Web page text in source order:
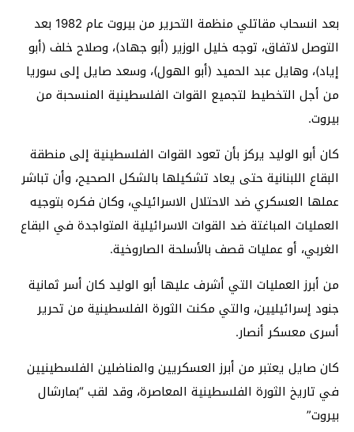
بعد انسحاب مقاتلي منظمة التحرير من بيروت عام 1982 بعد
التوصل لاتفاق، توجه خليل الوزير (أبو جهاد)، وصلاح خلف (أبو
إياد)، وهايل عبد الحميد (أبو الهول)، وسعد صايل إلى سوريا
من أجل التخطيط لتجميع القوات الفلسطينية المنسحبة من
بيروت.
كان أبو الوليد يركز بأن تعود القوات الفلسطينية إلى منطقة
البقاع اللبنانية حتى يعاد تشكيلها بالشكل الصحيح، وأن تباشر
عملها العسكري ضد الاحتلال الاسرائيلي، وكان فكره بتوجيه
العمليات المباغتة ضد القوات الاسرائيلية المتواجدة في البقاع
الغربي، أو عمليات قصف بالأسلحة الصاروخية.
من أبرز العمليات التي أشرف عليها أبو الوليد كان أسر ثمانية
جنود إسرائيليين، والتي مكنت الثورة الفلسطينية من تحرير
أسرى معسكر أنصار.
كان صايل يعتبر من أبرز العسكريين والمناضلين الفلسطينيين
في تاريخ الثورة الفلسطينية المعاصرة، وقد لقب “بمارشال
بيروت”